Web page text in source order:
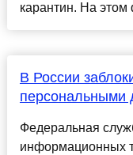
карантин. На этом
В России
персональными
Федеральная
информационных